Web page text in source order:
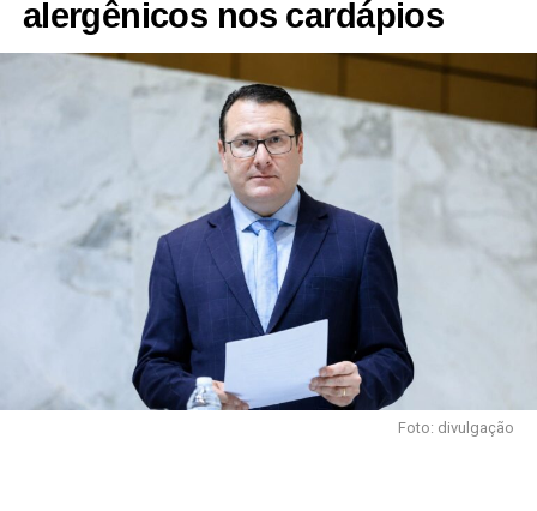
alergênicos nos cardápios
Foto: divulgação